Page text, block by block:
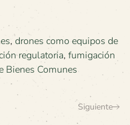
, drones como equipos de
regulatoria, fumigación
Bienes Comunes
Siguiente